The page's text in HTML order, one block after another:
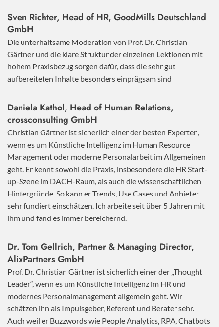
Sven Richter, Head of HR, GoodMills Deutschland
GmbH
Die unterhaltsame Moderation von Prof. Dr. Christian
Gärtner und die klare Struktur der einzelnen Lektionen mit
hohem Praxisbezug sorgen dafür, dass die sehr gut
aufbereiteten Inhalte besonders einprägsam sind
Daniela Kathol, Head of Human Relations,
crossconsulting GmbH
Christian Gärtner ist sicherlich einer der besten Experten,
wenn es um Künstliche Intelligenz im Human Resource
Management oder moderne Personalarbeit im Allgemeinen
geht. Er kennt sowohl die Praxis, insbesondere die HR Start-
up-Szene im DACH-Raum, als auch die wissenschaftlichen
Hintergründe. So kann er Trends, Use Cases und Anbieter
sehr fundiert einschätzen. Ich arbeite seit über 5 Jahren mit
ihm und fand es immer bereichernd.
Dr. Tom Gellrich, Partner & Managing Director,
AlixPartners GmbH
Prof. Dr. Christian Gärtner ist sicherlich einer der „Thought
Leader“, wenn es um Künstliche Intelligenz im HR und
modernes Personalmanagement allgemein geht. Wir
schätzen ihn als Impulsgeber, Referent und Berater sehr.
Auch weil er Buzzwords wie People Analytics, RPA, Chatbots